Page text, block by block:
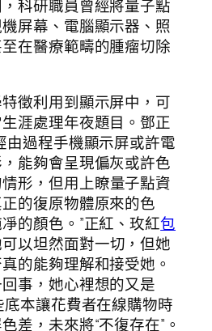
科研職員曾經將量子點
屏幕、電腦顯示器、照
在醫療範疇的腫瘤切除
徵利用到顯示屏中，可
涯處理年夜題目。鄧正
由過程手機顯示屏或許電
能夠會呈現偏灰或許色
形，但用上瞭量子點資
的復原物體原來的色
的顏色。”正紅、玫紅包
以坦然面對一切，但她
的能夠理解和接受她。
事，她心裡想的又是
本讓花費者在線購物時
差，未來將“不復存在”。